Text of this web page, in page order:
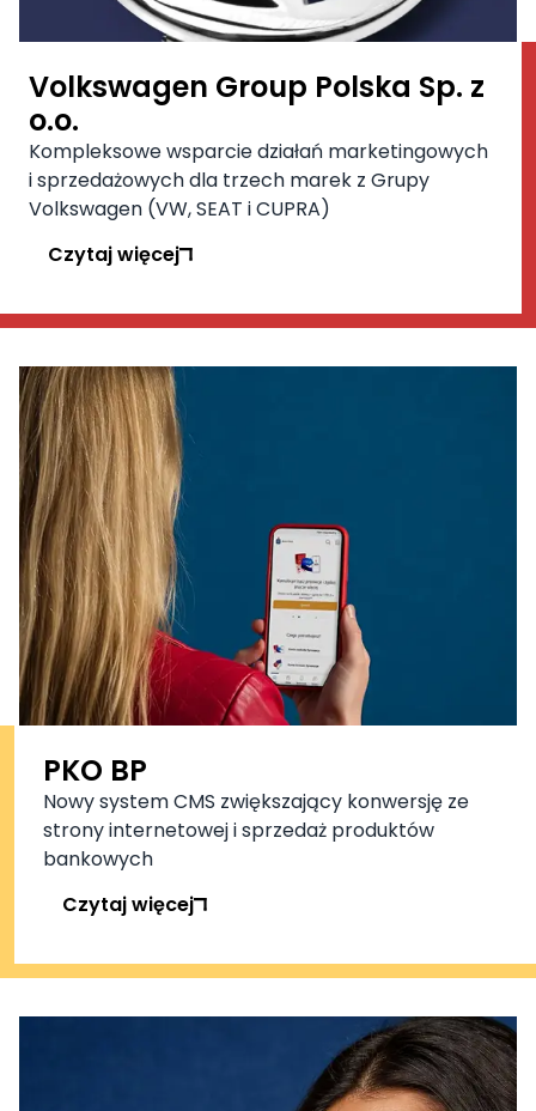
Volkswagen Group Polska Sp. z
o.o.
Kompleksowe wsparcie działań marketingowych
i sprzedażowych dla trzech marek z Grupy
Volkswagen (VW, SEAT i CUPRA)
Czytaj więcej
PKO BP
Nowy system CMS zwiększający konwersję ze
strony internetowej i sprzedaż produktów
bankowych
Czytaj więcej